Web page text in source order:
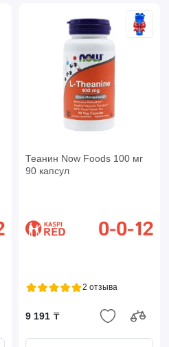
Теанин Now Foods 100 мг
90 капсул
2 отзыва
9 191 ₸